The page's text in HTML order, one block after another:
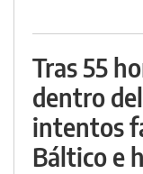
Tras 55
dentro
intentos
Báltico e